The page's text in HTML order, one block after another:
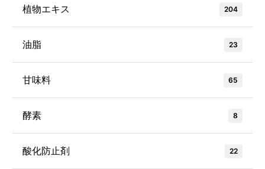
植物エキス 204
油脂 23
甘味料 65
酵素 8
酸化防止剤 22